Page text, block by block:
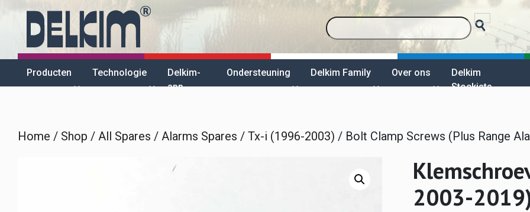
Skip
content
Producten Technologie
Delkim-
app
Ondersteuning Delkim Family Over ons
Delkim
Stockists
Home / Shop / All Spares / Alarms Spares / Tx-i (1996-2003) / Bolt Clamp Screws (Plus Range
2003-